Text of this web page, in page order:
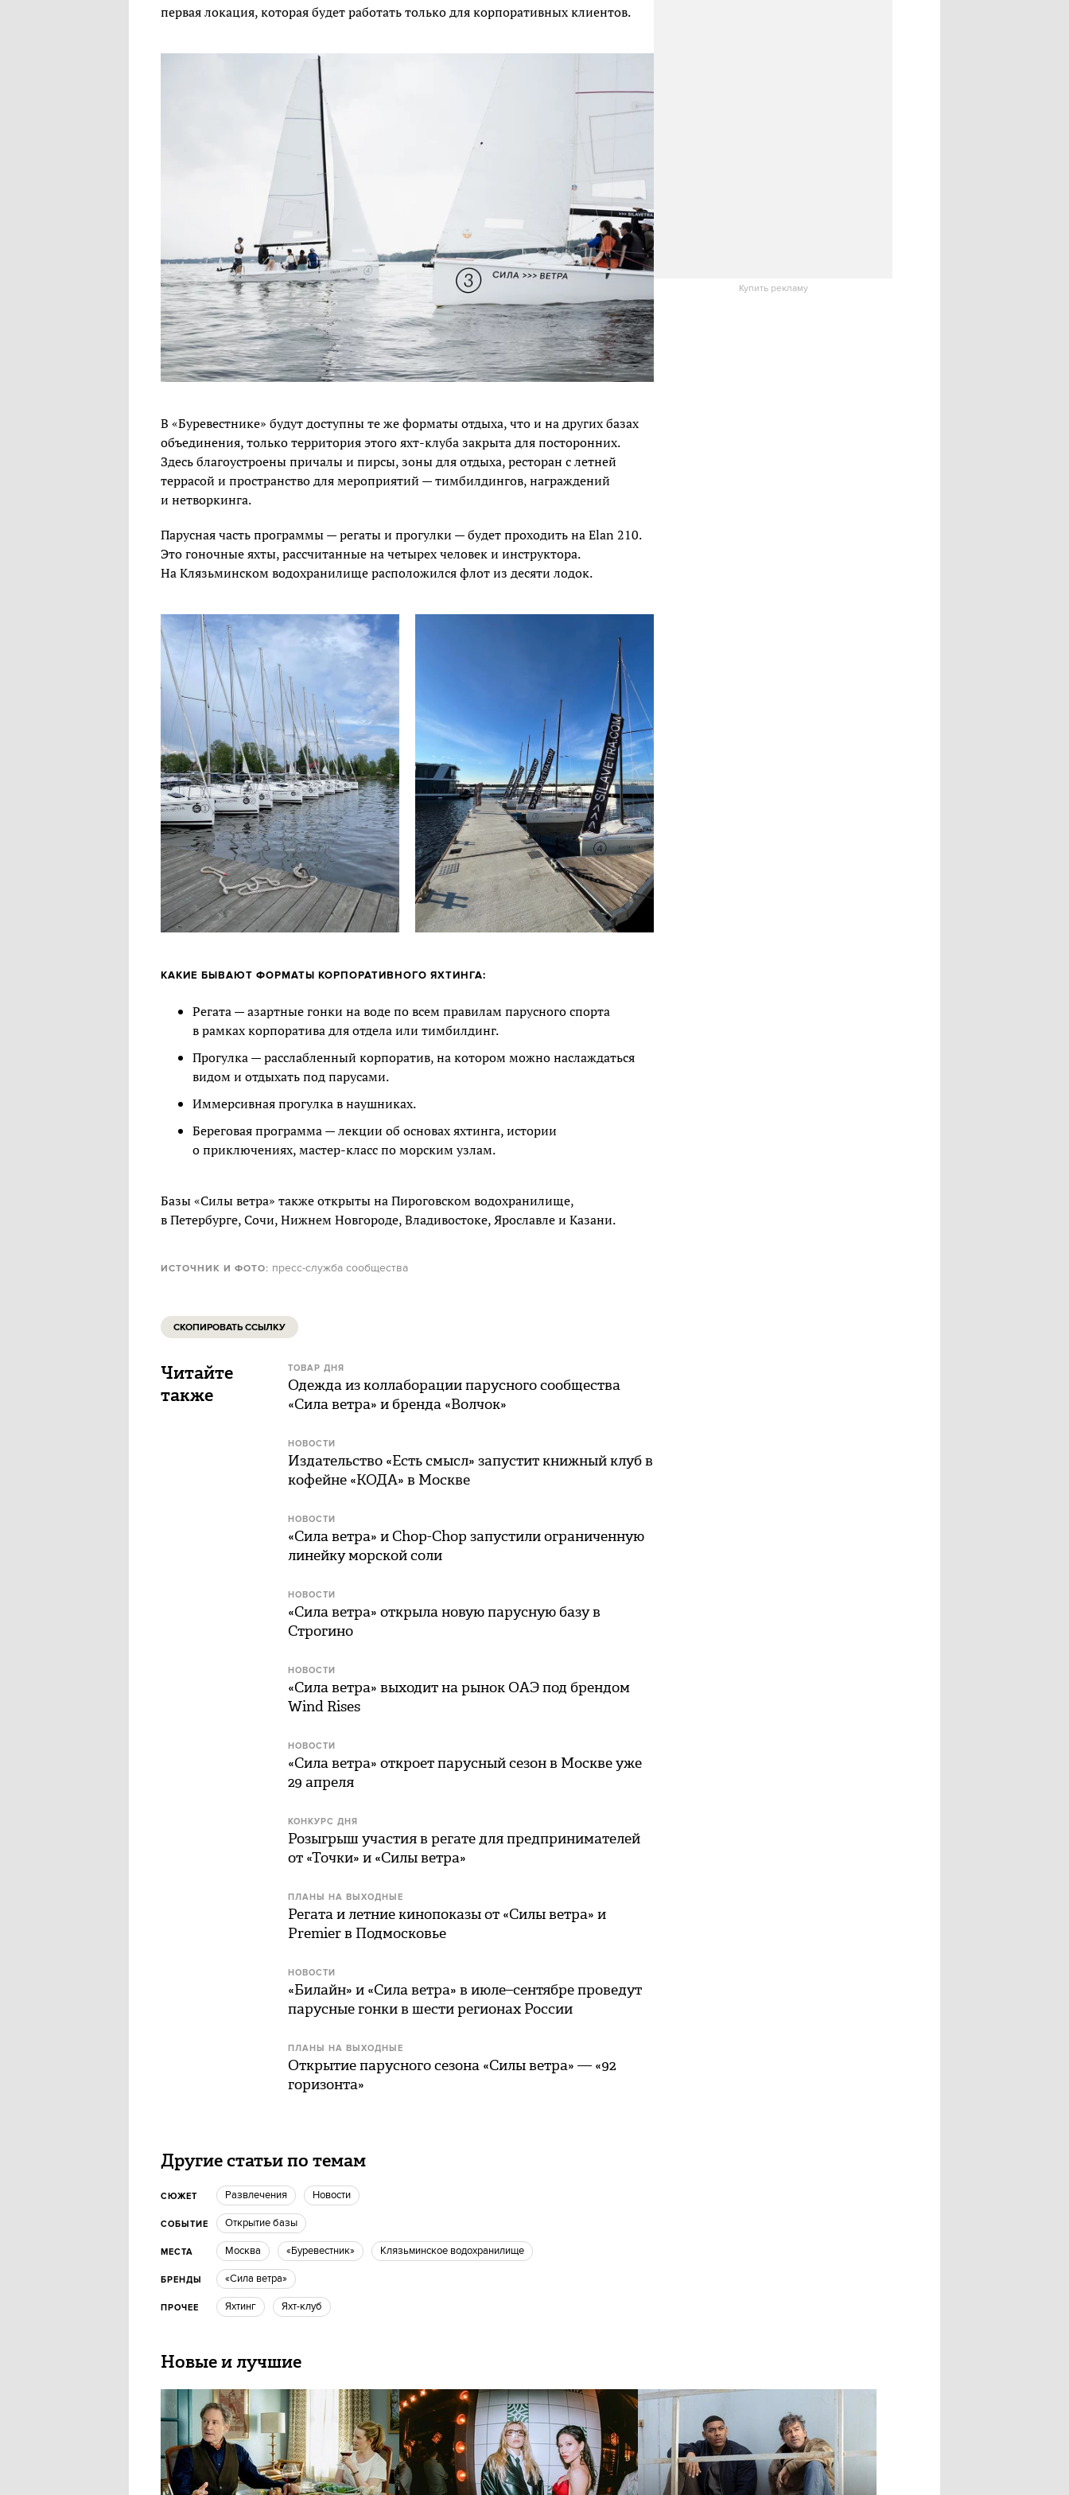
первая локация, которая будет работать только для корпоративных клиентов.
В «Буревестнике» будут доступны те же форматы отдыха, что и на других базах
объединения, только территория этого яхт-клуба закрыта для посторонних.
Здесь благоустроены причалы и пирсы, зоны для отдыха, ресторан с летней
террасой и пространство для мероприятий — тимбилдингов, награждений
и нетворкинга.
Парусная часть программы — регаты и прогулки — будет проходить на Elan 210.
Это гоночные яхты, рассчитанные на четырех человек и инструктора.
На Клязьминском водохранилище расположился флот из десяти лодок.
КАКИЕ БЫВАЮТ ФОРМАТЫ КОРПОРАТИВНОГО ЯХТИНГА:
Регата — азартные гонки на воде по всем правилам парусного спорта
в рамках корпоратива для отдела или тимбилдинг.
Прогулка — расслабленный корпоратив, на котором можно наслаждаться
видом и отдыхать под парусами.
Иммерсивная прогулка в наушниках.
Береговая программа — лекции об основах яхтинга, истории
о приключениях, мастер-класс по морским узлам.
Базы «Силы ветра» также открыты на Пироговском водохранилище,
в Петербурге, Сочи, Нижнем Новгороде, Владивостоке, Ярославле и Казани.
ИСТОЧНИК И ФОТО: пресс-служба сообщества
Купить рекламу
СКОПИРОВАТЬ ССЫЛКУ
Читайте
также
ТОВАР ДНЯ
Одежда из коллаборации парусного сообщества
«Сила ветра» и бренда «Волчок»
НОВОСТИ
Издательство «Есть смысл» запустит книжный клуб в
кофейне «КОДА» в Москве
НОВОСТИ
«Сила ветра» и Chop-Chop запустили ограниченную
линейку морской соли
НОВОСТИ
«Сила ветра» открыла новую парусную базу в
Строгино
НОВОСТИ
«Сила ветра» выходит на рынок ОАЭ под брендом
Wind Rises
НОВОСТИ
«Сила ветра» откроет парусный сезон в Москве уже
29 апреля
КОНКУРС ДНЯ
Розыгрыш участия в регате для предпринимателей
от «Точки» и «Силы ветра»
ПЛАНЫ НА ВЫХОДНЫЕ
Регата и летние кинопоказы от «Силы ветра» и
Premier в Подмосковье
НОВОСТИ
«Билайн» и «Сила ветра» в июле–сентябре проведут
парусные гонки в шести регионах России
ПЛАНЫ НА ВЫХОДНЫЕ
Открытие парусного сезона «Силы ветра» — «92
горизонта»
Другие статьи по темам
СЮЖЕТ Развлечения новости
СОБЫТИЕ открытие базы
МЕСТА Москва «Буревестник» Клязьминское водохранилище
БРЕНДЫ «Сила ветра»
ПРОЧЕЕ яхтинг яхт-клуб
Новые и лучшие